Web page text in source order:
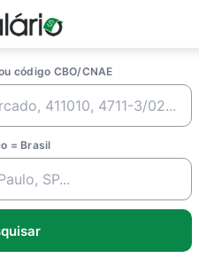
código CBO/CNAE
= Brasil